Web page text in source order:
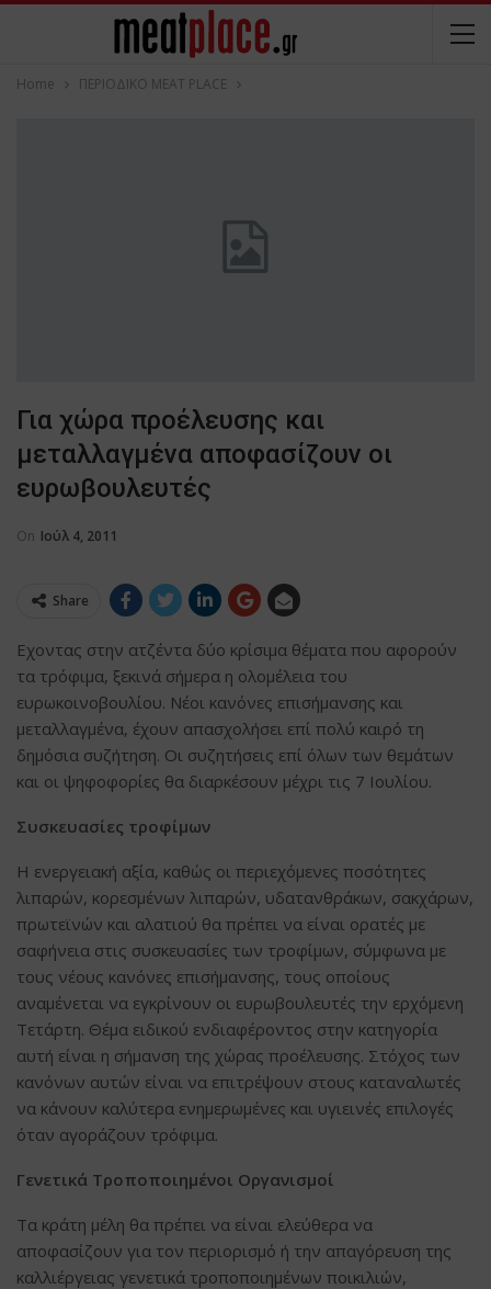
Home ΠΕΡΙΟΔΙΚΟ ΜΕΑΤ PLACE
Για χώρα προέλευσης και
μεταλλαγμένα αποφασίζουν οι
ευρωβουλευτές
On Ιούλ 4, 2011
Share
Εχοντας στην ατζέντα δύο κρίσιμα θέματα που αφορούν
τα τρόφιμα, ξεκινά σήμερα η ολομέλεια του
ευρωκοινοβουλίου. Νέοι κανόνες επισήμανσης και
μεταλλαγμένα, έχουν απασχολήσει επί πολύ καιρό τη
δημόσια συζήτηση. Οι συζητήσεις επί όλων των θεμάτων
και οι ψηφοφορίες θα διαρκέσουν μέχρι τις 7 Ιουλίου.
Συσκευασίες τροφίμων
Η ενεργειακή αξία, καθώς οι περιεχόμενες ποσότητες
λιπαρών, κορεσμένων λιπαρών, υδατανθράκων, σακχάρων,
πρωτεϊνών και αλατιού θα πρέπει να είναι ορατές με
σαφήνεια στις συσκευασίες των τροφίμων, σύμφωνα με
τους νέους κανόνες επισήμανσης, τους οποίους
αναμένεται να εγκρίνουν οι ευρωβουλευτές την ερχόμενη
Τετάρτη. Θέμα ειδικού ενδιαφέροντος στην κατηγορία
αυτή είναι η σήμανση της χώρας προέλευσης. Στόχος των
κανόνων αυτών είναι να επιτρέψουν στους καταναλωτές
να κάνουν καλύτερα ενημερωμένες και υγιεινές επιλογές
όταν αγοράζουν τρόφιμα.
Γενετικά Τροποποιημένοι Οργανισμοί
Τα κράτη μέλη θα πρέπει να είναι ελεύθερα να
αποφασίζουν για τον περιορισμό ή την απαγόρευση της
καλλιέργειας γενετικά τροποποιημένων ποικιλιών,